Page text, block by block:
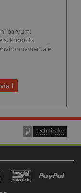
baryum,
Produits
!